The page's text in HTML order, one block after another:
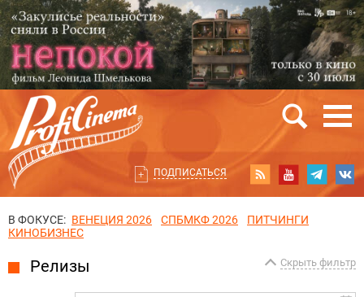
ПОДПИСАТЬСЯ
В ФОКУСЕ: ВЕНЕЦИЯ 2026 СПБМКФ 2026
ПИТЧИНГИ
КИНОБИЗНЕС
Скрыть фильтр
Релизы